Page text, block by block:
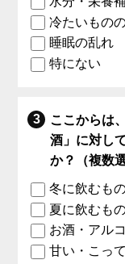
冷たいもの
睡眠の乱れ
特にない
ここからは
酒」に対し
か？（複数
冬に飲むも
夏に飲むも
お酒・アル
甘い・こっ